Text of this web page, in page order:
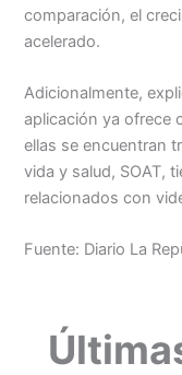
comparación, el
acelerado.
Adicionalmente,
aplicación ya ofrece
ellas se encuentran
vida y salud, SOAT,
relacionados con
Fuente: Diario La